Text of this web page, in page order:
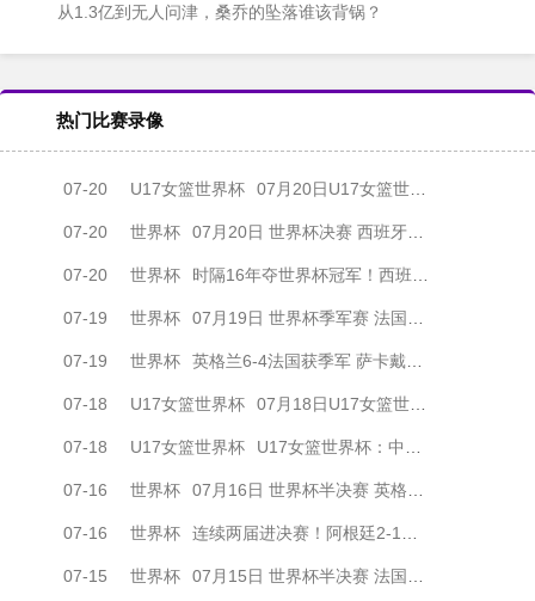
从1.3亿到无人问津，桑乔的坠落谁该背锅？
热门比赛录像
07-20 U17女篮世界杯 07月20日U17女篮世界杯决赛 美国U17女篮 82 - 73 西班牙U17女篮 集锦
07-20 世界杯 07月20日 世界杯决赛 西班牙vs阿根廷 全场录像
07-20 世界杯 时隔16年夺世界杯冠军！西班牙加时1-0阿根廷 费兰制胜恩佐染红
07-19 世界杯 07月19日 世界杯季军赛 法国vs英格兰 全场录像
07-19 世界杯 英格兰6-4法国获季军 萨卡戴帽姆巴佩双响创纪录奥利塞2助+失良机
07-18 U17女篮世界杯 07月18日U17女篮世界杯1/4决赛 中国U17女篮 - 加拿大U17女篮 录像
07-18 U17女篮世界杯 U17女篮世界杯：中国队遭加拿大队绝杀无缘4强 庞云舒16+10
07-16 世界杯 07月16日 世界杯半决赛 英格兰vs阿根廷 全场录像
07-16 世界杯 连续两届进决赛！阿根廷2-1绝杀英格兰 劳塔罗恩佐破门梅西两助攻
07-15 世界杯 07月15日 世界杯半决赛 法国vs西班牙 全场录像